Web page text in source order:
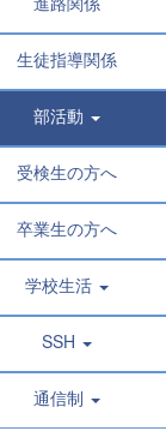
生徒指導関係
部活動
受検生の方へ
卒業生の方へ
学校生活
SSH
通信制